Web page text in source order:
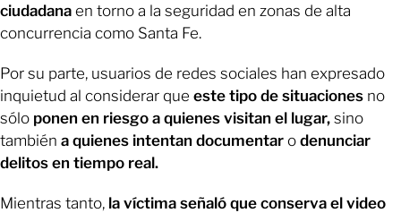
ciudadana en torno a la seguridad en zonas de alta
concurrencia como Santa Fe.
Por su parte, usuarios de redes sociales han expresado
inquietud al considerar que este tipo de situaciones no
sólo ponen en riesgo a quienes visitan el lugar, sino
también a quienes intentan documentar o denunciar
delitos en tiempo real.
Mientras tanto, la víctima señaló que conserva el video